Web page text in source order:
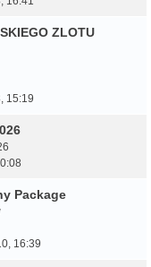
ZLOTU
15:19
Package
16:39